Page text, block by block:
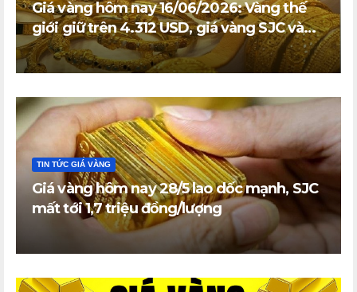
Giá vàng hôm nay 16/06/2026: Vàng thế
giới giữ trên 4.312 USD, giá vàng SJC và
vàng nhẫn trong nước đi ngang
TIN TỨC GIÁ VÀNG
Giá vàng hôm nay 28/5 lao dốc mạnh, SJC
mất tới 1,7 triệu đồng/lượng